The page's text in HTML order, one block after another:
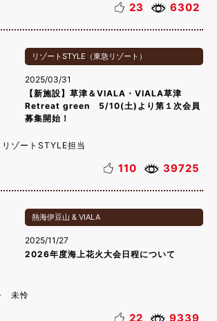
23 6302
リゾートSTYLE（東急リゾート）
2025/03/31
【新施設】草津＆VIALA・VIALA草津
Retreat green 5/10(土)より第１次会員
募集開始！
ゾートSTYLE担当
110 39725
熱海伊豆山 & VIALA
2025/11/27
2026年度海上花火大会日程について
未怜
22 9339